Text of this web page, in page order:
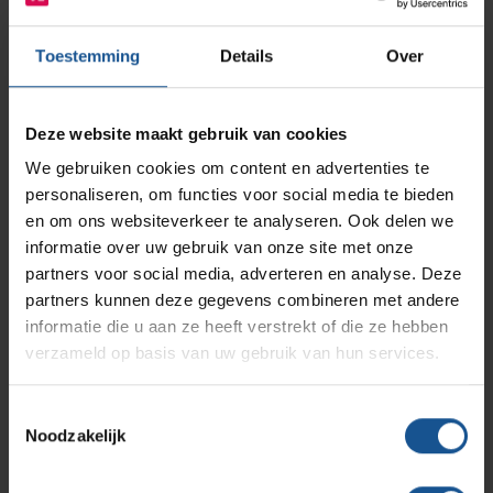
Toestemming Details Over
Deze website maakt gebruik van cookies
We gebruiken cookies om content en advertenties te
personaliseren, om functies voor social media te bieden
en om ons websiteverkeer te analyseren. Ook delen we
informatie over uw gebruik van onze site met onze
partners voor social media, adverteren en analyse. Deze
partners kunnen deze gegevens combineren met andere
informatie die u aan ze heeft verstrekt of die ze hebben
verzameld op basis van uw gebruik van hun services.
Noodzakelijk
RVS plateaus
Lees meer
Branches
Ziekenhuizen en klinieken
Solutions
RVS Werkplekinrichting
Modulaire Inrichtingssystemen
Productlijnen
Medische afvalverpakkingen
Infectiepreventie en hygiëne
Opslagmogelijkheden
Assortiment
Onze merken
Hammerlit
Septodry
Metro
Zarges
AP Medical
Contact
Ons team
Klantcases
Vacatures